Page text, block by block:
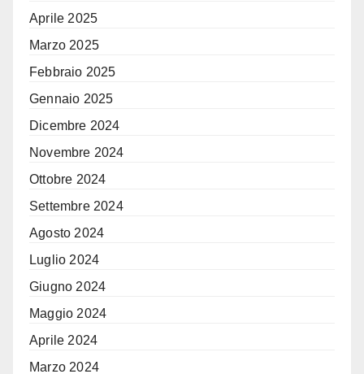
Aprile 2025
Marzo 2025
Febbraio 2025
Gennaio 2025
Dicembre 2024
Novembre 2024
Ottobre 2024
Settembre 2024
Agosto 2024
Luglio 2024
Giugno 2024
Maggio 2024
Aprile 2024
Marzo 2024